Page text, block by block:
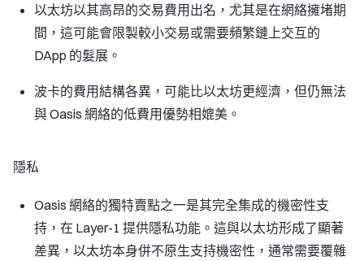
以太坊以其高昂的交易費用出名，尤其是在網絡擁堵期
間，這可能會限製較小交易或需要頻繁鏈上交互的
DApp 的髮展。
波卡的費用結構各異，可能比以太坊更經濟，但仍無法
與 Oasis 網絡的低費用優勢相媲美。
隱私
Oasis 網絡的獨特賣點之一是其完全集成的機密性支
持，在 Layer-1 提供隱私功能。這與以太坊形成了顯著
差異，以太坊本身併不原生支持機密性，通常需要覆雜